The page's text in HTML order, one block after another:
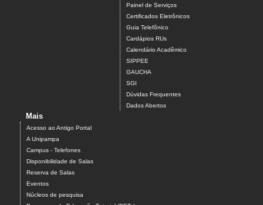
Painel de Serviços
Certificados Eletrônicos
Guia Telefônico
Cardápios RUs
Calendário Acadêmico
SIPPEE
GAUCHA
SGI
Dúvidas Frequentes
Dados Abertos
Mais
Acesso ao Antigo Portal
A Unipampa
Campus - Telefones
Disponibilidade de Salas
Reserva de Salas
Eventos
Núcleos de pesquisa